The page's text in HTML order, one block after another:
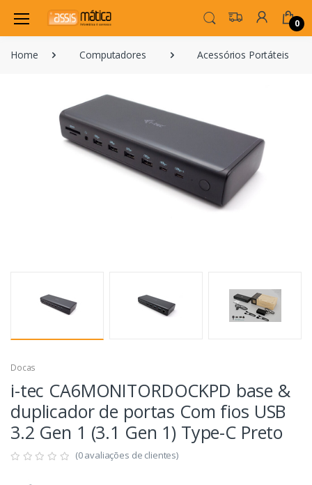
0
Home Computadores Acessórios Portáteis
Docas
i-tec CA6MONITORDOCKPD base &
duplicador de portas Com fios USB
3.2 Gen 1 (3.1 Gen 1) Type-C Preto
(0 avaliações de clientes)